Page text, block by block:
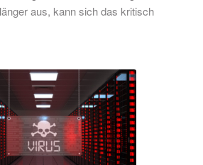
aus, kann sich das kritisch